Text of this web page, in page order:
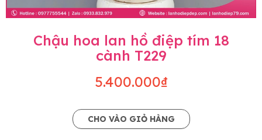
Chậu hoa lan hồ điệp tím 18
cành T229
5.400.000₫
CHO VÀO GIỎ HÀNG